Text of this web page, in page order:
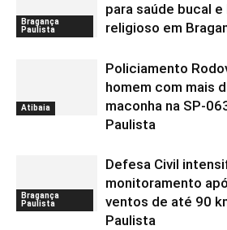
Bragança
Paulista
para saúde bucal e
religioso em
Atibaia
Policiamento
homem com mais
maconha na SP-
Paulista
Bragança
Paulista
Defesa Civil
monitoramento
ventos de até 90
Paulista